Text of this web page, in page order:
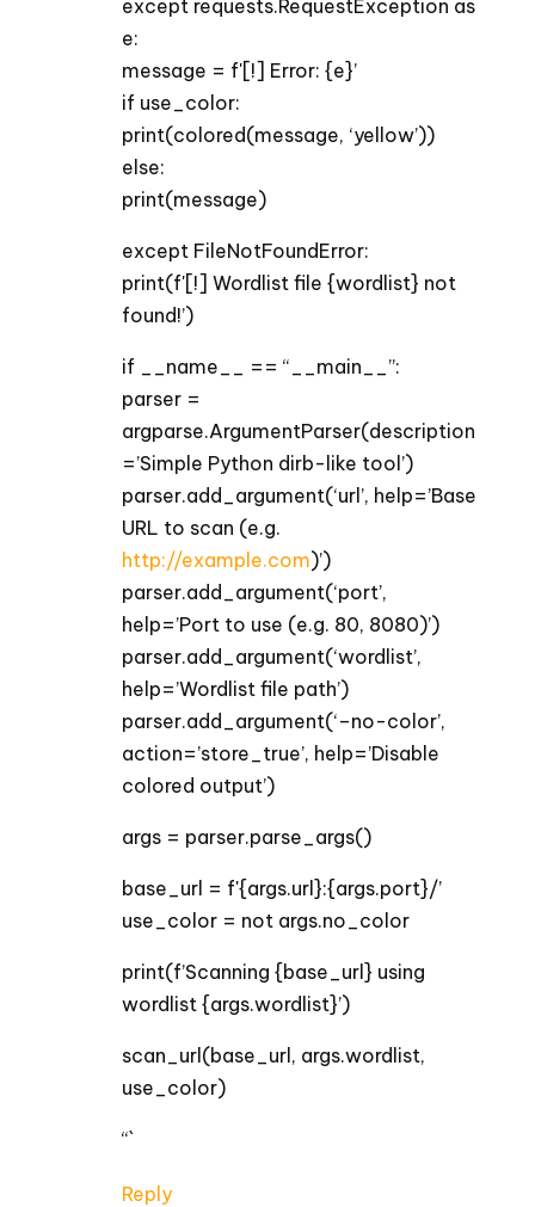
except requests.RequestException as
e:
message = f'[!] Error: {e}’
if use_color:
print(colored(message, ‘yellow’))
else:
print(message)
except FileNotFoundError:
print(f'[!] Wordlist file {wordlist} not
found!’)
if __name__ == “__main__”:
parser =
argparse.ArgumentParser(description
=’Simple Python dirb-like tool’)
parser.add_argument(‘url’, help=’Base
URL to scan (e.g.
http://example.com)’)
parser.add_argument(‘port’,
help=’Port to use (e.g. 80, 8080)’)
parser.add_argument(‘wordlist’,
help=’Wordlist file path’)
parser.add_argument(‘–no-color’,
action=’store_true’, help=’Disable
colored output’)
args = parser.parse_args()
base_url = f'{args.url}:{args.port}/’
use_color = not args.no_color
print(f’Scanning {base_url} using
wordlist {args.wordlist}’)
scan_url(base_url, args.wordlist,
use_color)
“`
Reply